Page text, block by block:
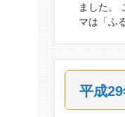
ました。
マは「ふ
平成